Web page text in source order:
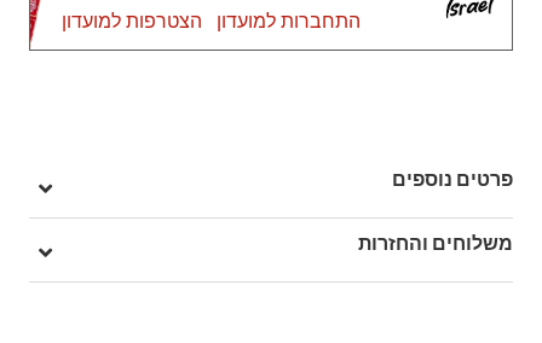
התחברות למועדון
הצטרפות למועדון
פרטים נוספים
מק"ט: V00R15EML
משלוחים והחזרות